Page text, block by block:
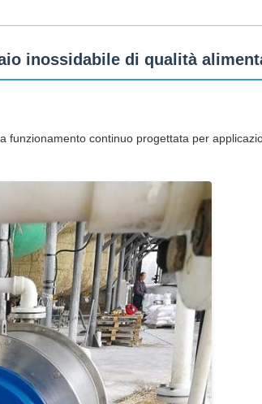
inossidabile di qualità
continuo progettata per